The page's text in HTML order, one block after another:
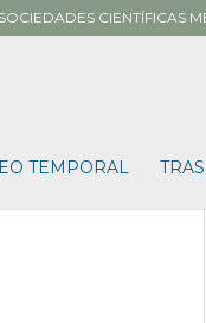
SOCIEDADES CIENTÍFICAS
TEMPORAL